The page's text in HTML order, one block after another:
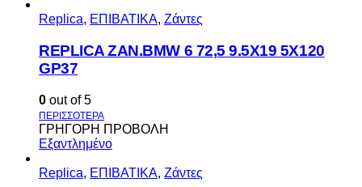
Replica, ΕΠΙΒΑΤΙΚΑ, Ζάντες
REPLICA ZAN.BMW 6 72,5 9.5X19 5X120
GP37
0 out of 5
ΓΡΗΓΟΡΗ ΠΡΟΒΟΛΗ
Εξαντλημένο
Replica, ΕΠΙΒΑΤΙΚΑ, Ζάντες